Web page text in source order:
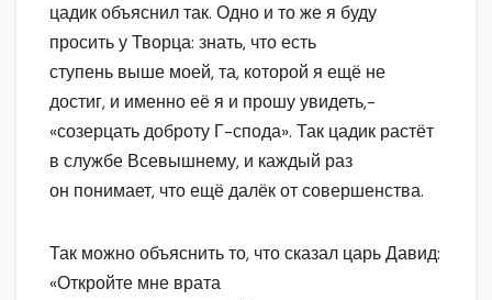
цадик объяснил так. Одно и то же я буду
просить у Творца: знать, что есть
ступень выше моей, та, которой я ещё не
достиг, и именно её я и прошу увидеть,-
«созерцать доброту Г-спода». Так цадик растёт
в службе Всевышнему, и каждый раз
он понимает, что ещё далёк от совершенства.
Так можно объяснить то, что сказал царь Давид:
«Откройте мне врата